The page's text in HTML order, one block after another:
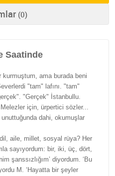
(0)
Saatinde
kurmuştum, ama burada beni
"tam" lafını. "tam"
"Gerçek" İstanbullu.
için, ürpertici sözler...
unuttuğunda dahi, okumuşlar
aile, millet, sosyal rüya? Her
sayıyordum: bir, iki, üç, dört,
şanssızlığım’ diyordum. ‘Bu
M. ‘Hayatta bir şeyler